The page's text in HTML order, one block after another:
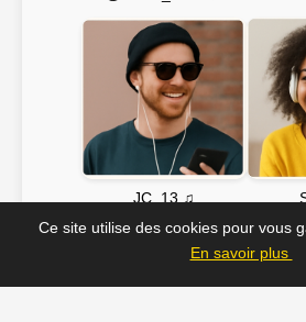
JC_13 ♫
📸 Tu veux apparaître ici ?
contact@radio-
Ce site utilise des cookies pour vous
En savoir plus